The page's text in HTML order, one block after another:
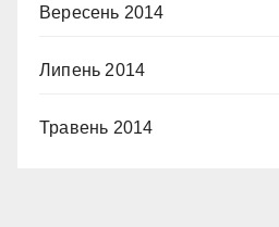
Вересень 2014
Липень 2014
Травень 2014